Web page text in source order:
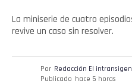
La miniserie de cuatro
revive un caso sin resolver.
Por Redacción El
Publicado hace 5 horas